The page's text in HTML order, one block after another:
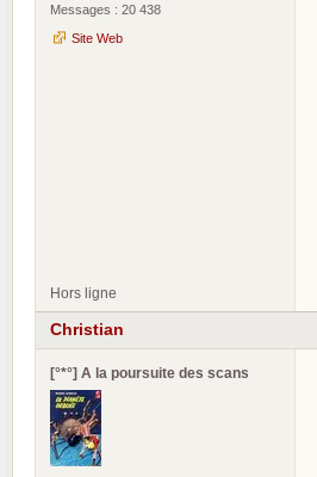
Messages : 20 438
Site Web
Hors ligne
Christian
[°*°] A la poursuite des scans